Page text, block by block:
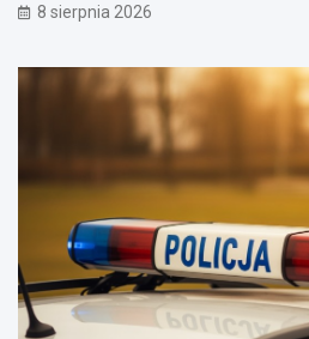
8 sierpnia 2026